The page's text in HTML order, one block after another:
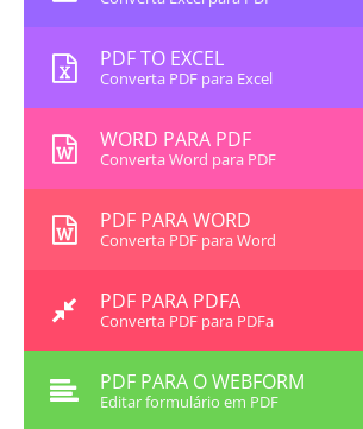
PDF TO EXCEL
Converta PDF para Excel
WORD PARA PDF
Converta Word para PDF
PDF PARA WORD
Converta PDF para Word
PDF PARA PDFA
Converta PDF para PDFa
PDF PARA O WEBFORM
Editar formulário em PDF